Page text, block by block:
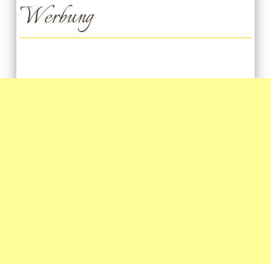
Werbung